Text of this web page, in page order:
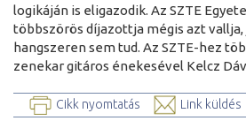
logikáján is eligazodik. Az SZTE
többszörös díjazottja mégis azt vallja,
hangszeren sem tud. Az SZTE-hez
zenekar gitáros énekesével Kelcz
Cikk nyomtatás Link küldés